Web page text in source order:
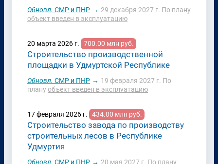
Обновл. СМР и ПНР → 29 декабря 2027 г. По плану
объект введен в эксплуатацию
20 марта 2026 г. 700.00 млн руб.
Строительство производственной
площадки в Удмуртской Республике
Обновл. СМР и ПНР → 19 февраля 2027 г. По
плануобъект введен в эксплуатацию
17 февраля 2026 г. 434.00 млн руб.
Строительство завода по производству
строительных лесов в Республике
Удмуртия
Обновл. СМР и ПНР → 20 мая 2027 г. По плану